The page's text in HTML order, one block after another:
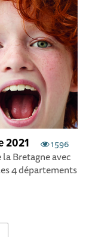
1596
2021
Bretagne avec
4 départements